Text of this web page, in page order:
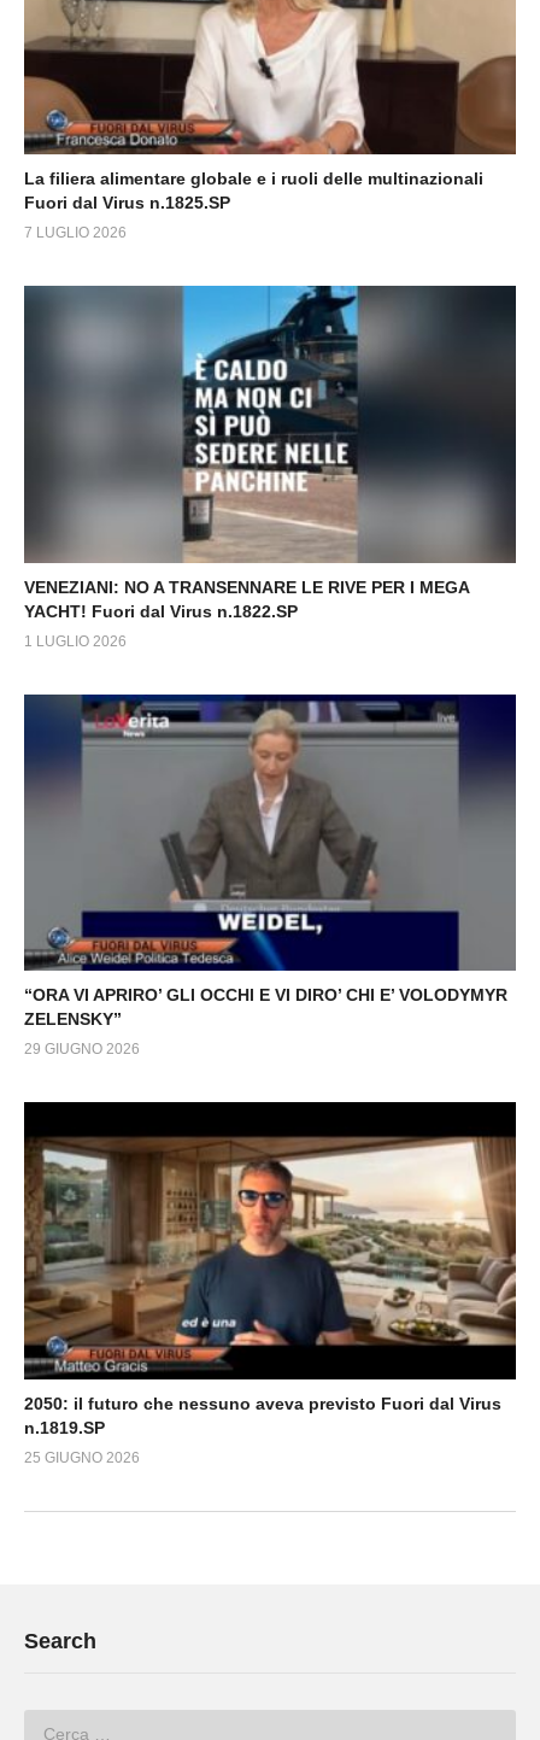
La filiera alimentare globale e i ruoli delle multinazionali
Fuori dal Virus n.1825.SP
7 LUGLIO 2026
VENEZIANI: NO A TRANSENNARE LE RIVE PER I MEGA
YACHT! Fuori dal Virus n.1822.SP
1 LUGLIO 2026
“ORA VI APRIRO’ GLI OCCHI E VI DIRO’ CHI E’ VOLODYMYR
ZELENSKY”
29 GIUGNO 2026
2050: il futuro che nessuno aveva previsto Fuori dal Virus
n.1819.SP
25 GIUGNO 2026
Search